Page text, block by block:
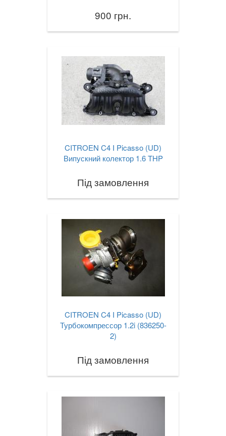
900 грн.
CITROEN C4 I Picasso (UD)
Випускний колектор 1.6 THP
Під замовлення
CITROEN C4 I Picasso (UD)
Турбокомпрессор 1.2i (836250-
2)
Під замовлення